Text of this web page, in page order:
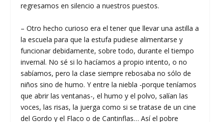
regresamos en silencio a nuestros puestos.
– Otro hecho curioso era el tener que llevar una astilla a
la escuela para que la estufa pudiese alimentarse y
funcionar debidamente, sobre todo, durante el tiempo
invernal. No sé si lo hacíamos a propio intento, o no
sabíamos, pero la clase siempre rebosaba no sólo de
niños sino de humo. Y entre la niebla -porque teníamos
que abrir las ventanas-, el humo y el polvo, salían las
voces, las risas, la juerga como si se tratase de un cine
del Gordo y el Flaco o de Cantinflas… Así el pobre